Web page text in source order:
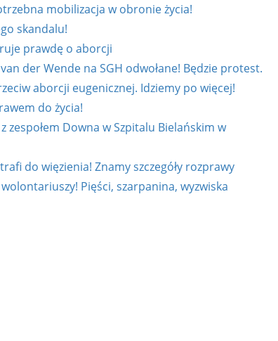
mobilizacja w obronie życia!
skandalu!
prawdę o aborcji
der Wende na SGH odwołane! Będzie protest.
aborcji eugenicznej. Idziemy po więcej!
do życia!
zespołem Downa w Szpitalu Bielańskim w
do więzienia! Znamy szczegóły rozprawy
Pięści, szarpanina, wyzwiska